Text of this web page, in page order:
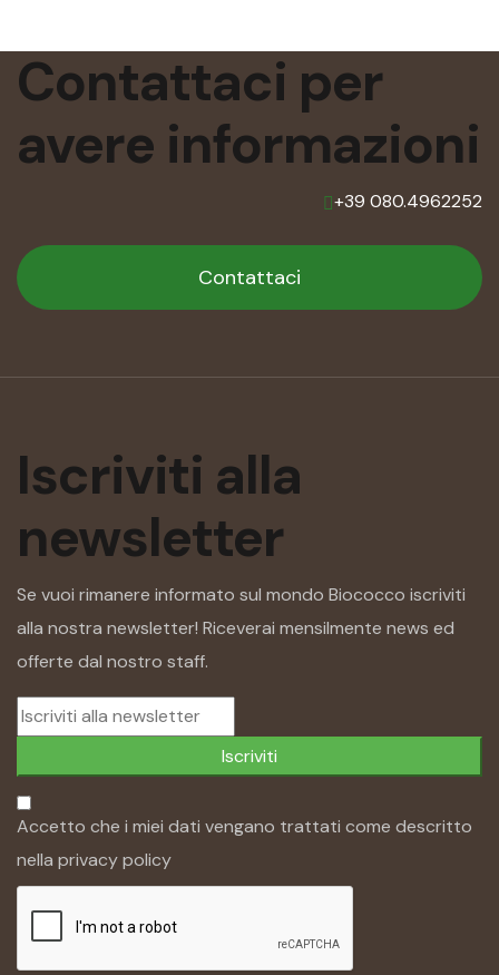
Contattaci per
avere informazioni
+39 080.4962252
Contattaci
Iscriviti alla
newsletter
Se vuoi rimanere informato sul mondo Biococco iscriviti
alla nostra newsletter! Riceverai mensilmente news ed
offerte dal nostro staff.
Iscriviti
Accetto che i miei dati vengano trattati come descritto
nella privacy policy